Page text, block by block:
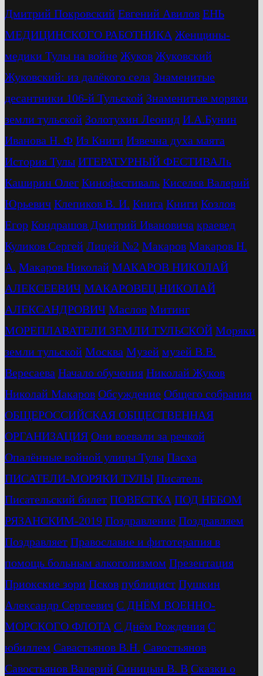
Дмитрий Покровский Евгений Авилов ЕНЬ
МЕДИЦИНСКОГО РАБОТНИКА Женщины-
медики Тулы на войне Жуков Жуковский
Жуковский: из далёкого села Знаменитые
десантники 106-й Тульской Знаменитые моряки
земли тульской Золотухин Леонид И.А.Бунин
Иванова Н. Ф Из Книги Извечна духа маята
История Тулы ИТЕРАТУРНЫЙ ФЕСТИВАЛь
Каширин Олег Кинофестиваль Киселев Валерий
Юрьевич Клепиков В. И. Книга Книги Козлов
Егор Кондрашов Дмитрий Ивановича краевед
Куликов Сергей Лицей №2 Макаров Макаров Н.
А. Макаров Николай МАКАРОВ НИКОЛАЙ
АЛЕКСЕЕВИЧ МАКАРОВЕЦ НИКОЛАЙ
АЛЕКСАНДРОВИЧ Маслов Митинг
МОРЕПЛАВАТЕЛИ ЗЕМЛИ ТУЛЬСКОЙ Моряки
земли тульской Москва Музей музей В.В.
Вересаева Начало обучения Николай Жуков
Николай Макаров Обсуждение Общего собрания
ОБЩЕРОССИЙСКАЯ ОБЩЕСТВЕННАЯ
ОРГАНИЗАЦИЯ Они воевали за речкой
Опалённые войной улицы Тулы Пасха
ПИСАТЕЛИ-МОРЯКИ ТУЛЫ Писатель
Писательский билет ПОВЕСТКА ПОД НЕБОМ
РЯЗАНСКИМ-2019 Поздравление Поздравляем
Поздравляет Православие и фитотерапия в
помощь больным алкоголизмом Презентация
Приокские зори Псков публицист Пушкин
Александр Сергеевич С ДНЁМ ВОЕННО-
МОРСКОГО ФЛОТА С Днём Рождения С
юбиллем Савастьянов В.Н. Савостьянов
Савостьянов Валерий Синицын В. В Сказки о